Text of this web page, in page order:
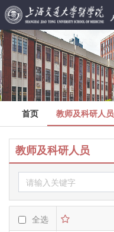
首页 教师及科研人员
教师及科研人员
全选